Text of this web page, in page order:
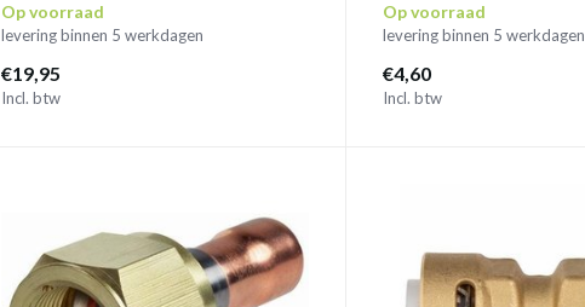
Op voorraad
levering binnen 5 werkdagen
€19,95
Incl. btw
Op voorraad
levering binnen 5 werkdagen
€4,60
Incl. btw